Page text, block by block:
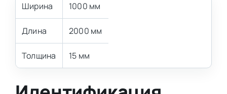
Ширина 1000 мм
Длина 2000 мм
Толщина 15 мм